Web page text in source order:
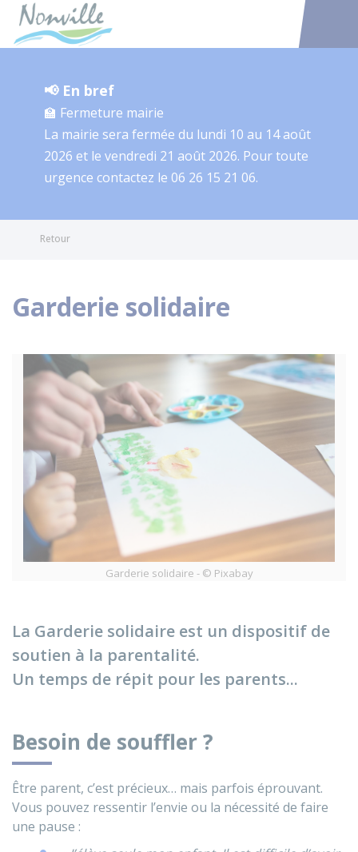
Accéder
📢 En bref
🏫 Fermeture mairie
La mairie sera fermée du lundi 10 au 14 août
2026 et le vendredi 21 août 2026. Pour toute
urgence contactez le 06 26 15 21 06.
Retour
Garderie solidaire
Garderie solidaire - © Pixabay
La Garderie solidaire est un dispositif de
soutien à la parentalité.
Un temps de répit pour les parents...
Besoin de souffler ?
Être parent, c’est précieux… mais parfois éprouvant.
Vous pouvez ressentir l’envie ou la nécessité de faire
une pause :